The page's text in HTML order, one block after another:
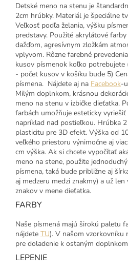
Detské meno na stenu je
2cm hrúbky. Materiál je špeciálne
Veľkosť podľa želania, výšku
predstavy. Použité akrylátové
dažďom, agresívnym zložkám
vplyvom. Rôzne farebné
kusov písmenok koľko potrebujete
- počet kusov v košíku bude 5)
písmena. Nájdete aj na Facebook-
Milým doplnkom, krásnou
meno na stenu v izbičke dieťatka.
farbách umožňuje esteticky
napríklad nad postieľkou. Hrúbka
plasticitu pre 3D efekt. Výška od
veľkého priestoru výnimočne aj
cm výška. Ak si chcete vypočítať
meno na stene, použite
písmena, taká bude približne aj
aj medzeru medzi znakmy) a už
znakov v mene dieťatka.
FARBY
Naše písmená majú širokú paletu
nájdete TU). V našom vzorkovníku
pre doladenie k ostaným
LEPENIE